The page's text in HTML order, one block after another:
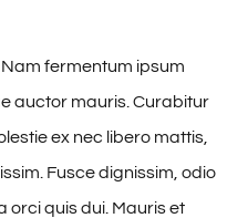
fermentum ipsum
auctor mauris. Curabitur
ex nec libero mattis,
Fusce dignissim, odio
orci quis dui. Mauris et